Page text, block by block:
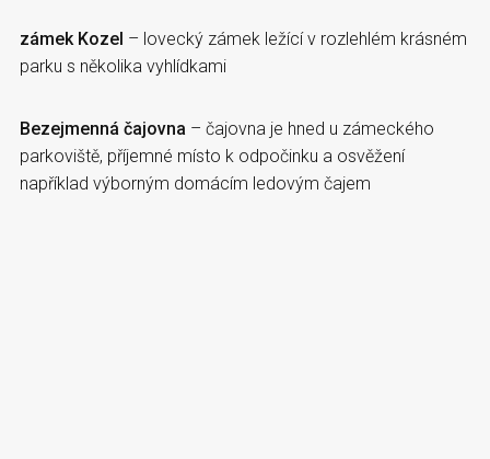
zámek Kozel – lovecký zámek ležící v rozlehlém krásném
parku s několika vyhlídkami
Bezejmenná čajovna – čajovna je hned u zámeckého
parkoviště, příjemné místo k odpočinku a osvěžení
například výborným domácím ledovým čajem